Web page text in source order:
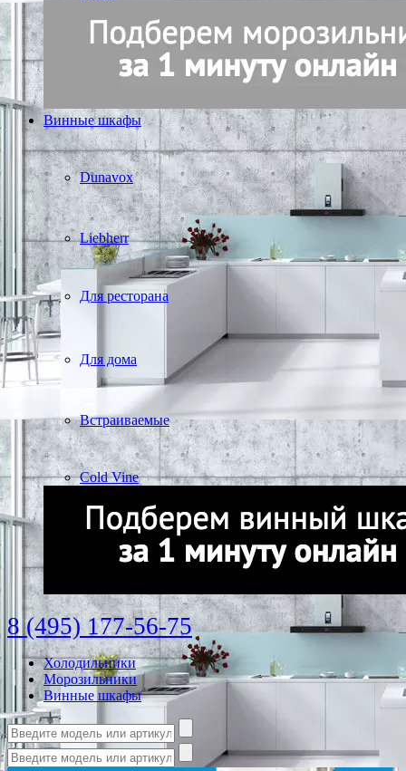
Винные шкафы
Dunavox
Liebherr
Для ресторана
Для дома
Встраиваемые
Cold Vine
8 (495) 177-56-75
Холодильники
Морозильники
Винные шкафы